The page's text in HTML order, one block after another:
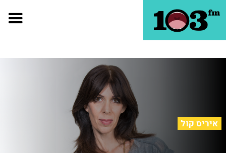
איריס קול